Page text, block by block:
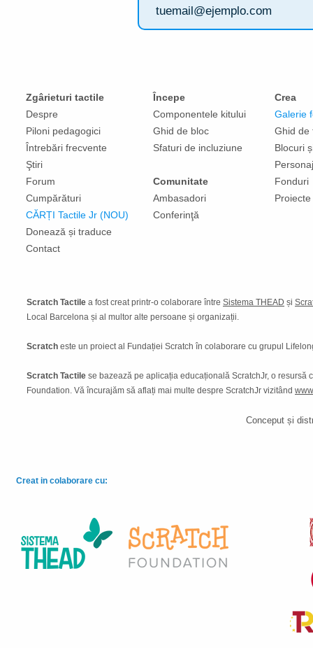
Zgârieturi tactile
Despre
Piloni pedagogici
Întrebări frecvente
Ştiri
Forum
Cumpărături
CĂRȚI Tactile Jr (NOU)
Donează și traduce
Contact
Începe
Componentele kitului
Ghid de bloc
Sfaturi de incluziune
Comunitate
Ambasadori
Conferinţă
Crea
Galerie
Ghid de
Blocuri
Fonduri
Proiecte
Scratch Tactile a fost creat printr-o colaborare între Sistema THEAD și
Local Barcelona și al multor alte persoane și organizații.
Scratch este un proiect al Fundației Scratch în colaborare cu grupul
Scratch Tactile se bazează pe aplicația educațională ScratchJr, o
Foundation. Vă încurajăm să aflați mai multe despre ScratchJr vizitând
Conceput și
Creat in colaborare cu: